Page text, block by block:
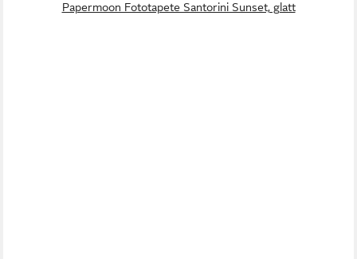
Papermoon Fototapete Santorini Sunset, glatt